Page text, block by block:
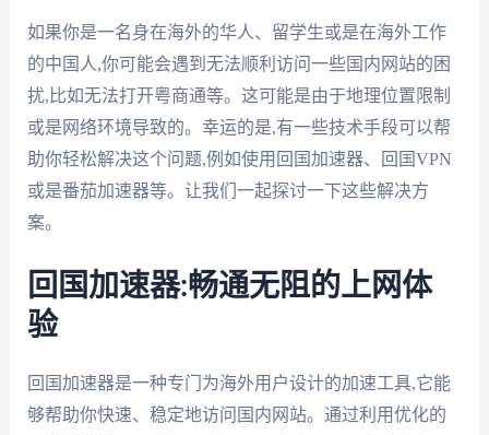
如果你是一名身在海外的华人、留学生或是在海外工作
的中国人,你可能会遇到无法顺利访问一些国内网站的困
扰,比如无法打开粤商通等。这可能是由于地理位置限制
或是网络环境导致的。幸运的是,有一些技术手段可以帮
助你轻松解决这个问题,例如使用回国加速器、回国VPN
或是番茄加速器等。让我们一起探讨一下这些解决方
案。
回国加速器:畅通无阻的上网体
验
回国加速器是一种专门为海外用户设计的加速工具,它能
够帮助你快速、稳定地访问国内网站。通过利用优化的